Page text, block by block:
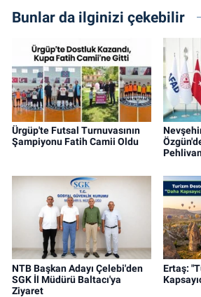
Bunlar da ilginizi çekebilir
Ürgüp'te Futsal Turnuvasının
Şampiyonu Fatih Camii Oldu
NTB Başkan Adayı Çelebi'den
SGK İl Müdürü Baltacı'ya
Ziyaret
Ertaş: